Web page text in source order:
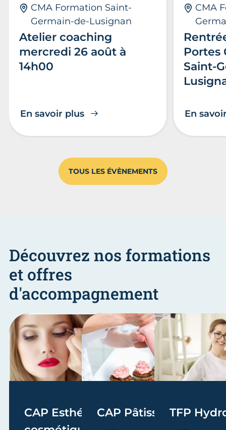
Atelier coaching
mercredi 26 août à
14h00
CMA Formation Saint-
Germain-de-Lusignan
En savoir plus
Portes
Saint-
CMA
En
TOUS LES ÉVÈNEMENTS
Découvrez nos formations
et offres
d'accompagnement
CAP EsthétiqueCAP PâtissierTFP